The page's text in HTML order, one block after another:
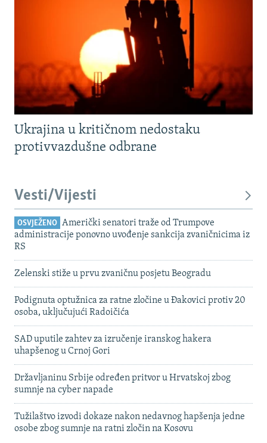
Ukrajina u kritičnom nedostaku
protivvazdušne odbrane
Vesti/Vijesti
OSVJEŽENO
Američki senatori traže od Trumpove
administracije ponovno uvođenje sankcija zvaničnicima iz
RS
Zelenski stiže u prvu zvaničnu posjetu Beogradu
Podignuta optužnica za ratne zločine u Đakovici protiv 20
osoba, uključujući Radoičića
SAD uputile zahtev za izručenje iranskog hakera
uhapšenog u Crnoj Gori
Državljaninu Srbije određen pritvor u Hrvatskoj zbog
sumnje na cyber napade
Tužilaštvo izvodi dokaze nakon nedavnog hapšenja jedne
osobe zbog sumnje na ratni zločin na Kosovu